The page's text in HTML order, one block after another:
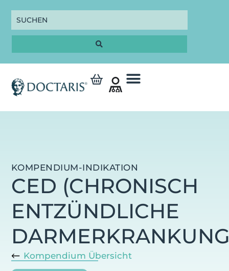
KOMPENDIUM-INDIKATION
CED (CHRONISCH
ENTZÜNDLICHE
Kompendium Übersicht